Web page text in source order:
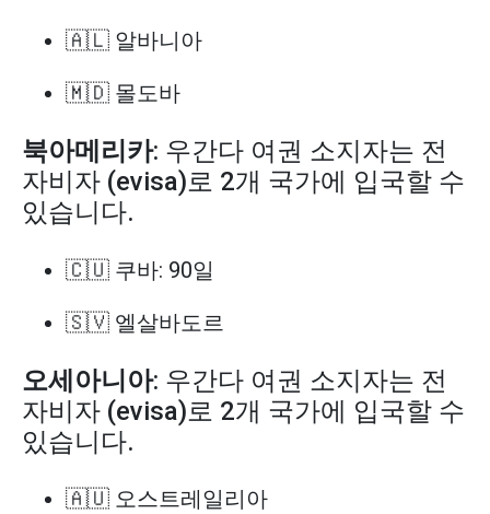
🇦🇱 알바니아
🇲🇩 몰도바
북아메리카: 우간다 여권 소지자는 전
자비자 (evisa)로 2개 국가에 입국할 수
있습니다.
🇨🇺 쿠바: 90일
🇸🇻 엘살바도르
오세아니아: 우간다 여권 소지자는 전
자비자 (evisa)로 2개 국가에 입국할 수
있습니다.
🇦🇺 오스트레일리아